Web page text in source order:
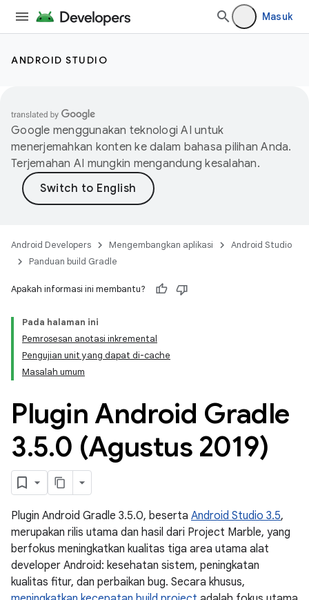
Masuk
ANDROID STUDIO
Google menggunakan teknologi AI untuk
menerjemahkan konten ke dalam bahasa pilihan Anda.
Terjemahan AI mungkin mengandung kesalahan.
Android Developers Mengembangkan aplikasi
Android Studio
Panduan build Gradle
Apakah informasi ini membantu?
Pada halaman ini
Pemrosesan anotasi inkremental
Pengujian unit yang dapat di-cache
Masalah umum
Plugin Android Gradle
3.5.0 (Agustus 2019)
Plugin Android Gradle 3.5.0, beserta Android Studio 3.5,
merupakan rilis utama dan hasil dari Project Marble, yang
berfokus meningkatkan kualitas tiga area utama alat
developer Android: kesehatan sistem, peningkatan
kualitas fitur, dan perbaikan bug. Secara khusus,